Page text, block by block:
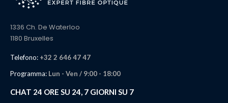
1336 Ch. De Waterloo
1180 Bruxelles
Telefono: +32 2 646 47 47
Programma: Lun - Ven / 9:00 - 18:00
CHAT 24 ORE SU 24, 7 GIORNI SU 7